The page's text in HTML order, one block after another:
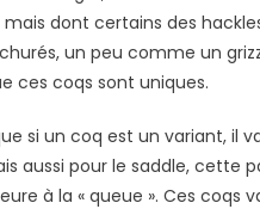
dont certains des
un peu comme un
ces coqs sont uniques.
si un coq est un variant, il
aussi pour le saddle, cette
à la « queue ». Ces coqs